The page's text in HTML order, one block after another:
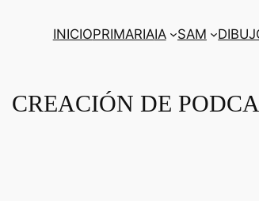
INICIOPRIMARIAIA SAM
CREACIÓN DE